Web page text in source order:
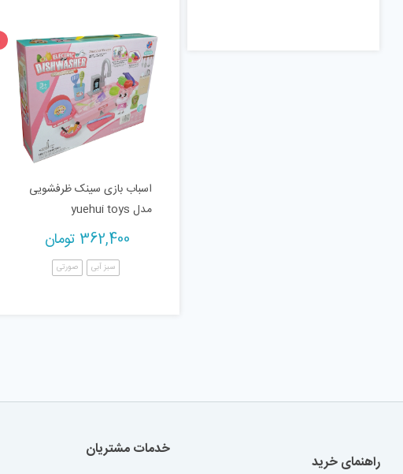
اسباب بازی سینک ظرفشویی
مدل yuehui toys
362,400 تومان
سبز آبی صورتی
راهنمای خرید
خدمات مشتریان